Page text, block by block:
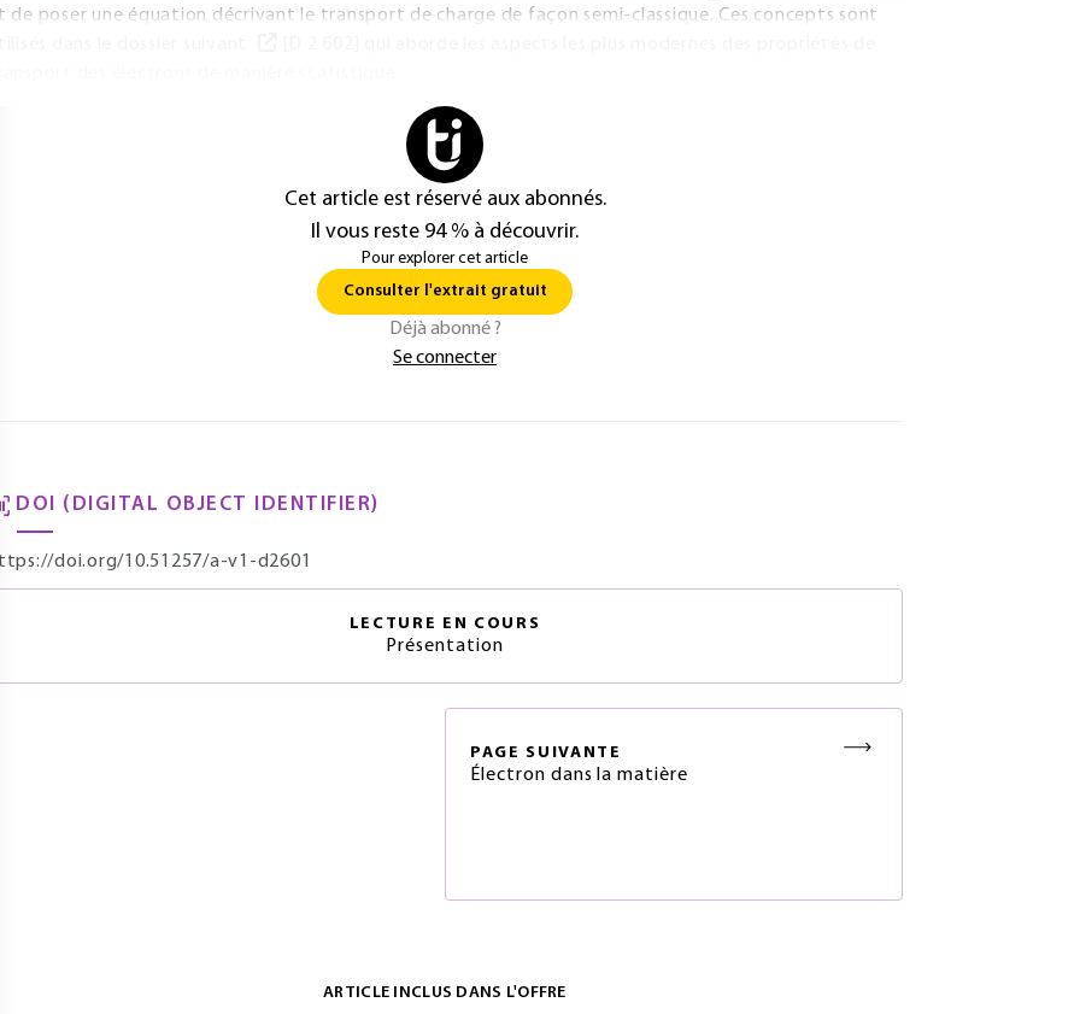
de poser une équation décrivant le transport de charge de façon semi-classique. Ces concepts sont
Cet article est réservé aux abonnés.
Il vous reste 94 % à découvrir.
Pour explorer cet article
Consulter l'extrait gratuit
Déjà abonné ?
Se connecter
DOI (DIGITAL OBJECT IDENTIFIER)
doi.org/10.51257/a-v1-d2601
LECTURE EN COURS
Présentation
PAGE SUIVANTE
Électron dans la matière
ARTICLE INCLUS DANS L'OFFRE